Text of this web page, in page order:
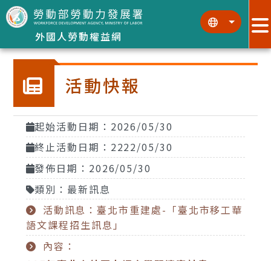
跳到主要內容區塊
外國人勞動權益網
::: :::
活動快報
起始活動日期：2026/05/30
終止活動日期：2222/05/30
發佈日期：2026/05/30
類別：最新訊息
活動訊息：臺北市重建處-「臺北市移工華
語文課程招生訊息」
內容：